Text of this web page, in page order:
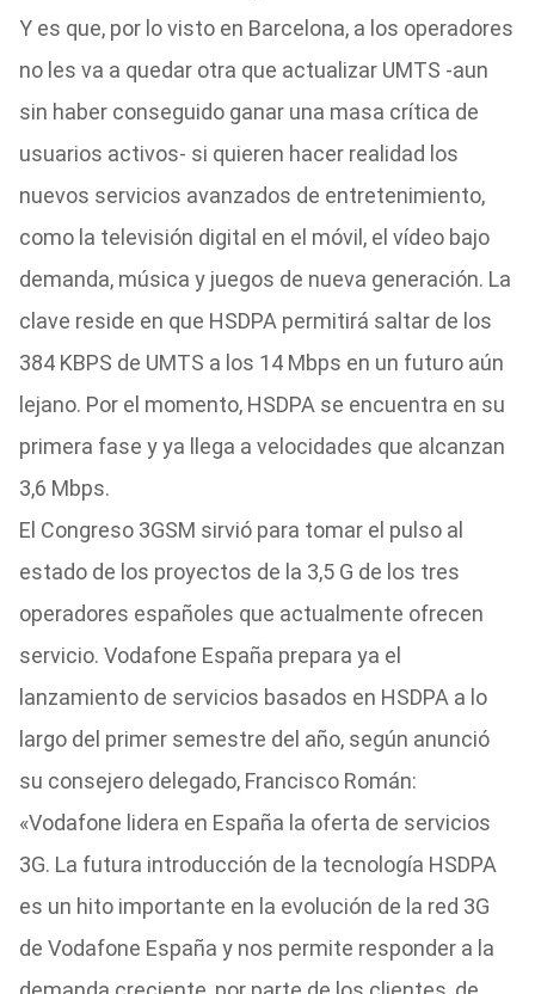
Y es que, por lo visto en Barcelona, a los operadores
no les va a quedar otra que actualizar UMTS -aun
sin haber conseguido ganar una masa crítica de
usuarios activos- si quieren hacer realidad los
nuevos servicios avanzados de entretenimiento,
como la televisión digital en el móvil, el vídeo bajo
demanda, música y juegos de nueva generación. La
clave reside en que HSDPA permitirá saltar de los
384 KBPS de UMTS a los 14 Mbps en un futuro aún
lejano. Por el momento, HSDPA se encuentra en su
primera fase y ya llega a velocidades que alcanzan
3,6 Mbps.
El Congreso 3GSM sirvió para tomar el pulso al
estado de los proyectos de la 3,5 G de los tres
operadores españoles que actualmente ofrecen
servicio. Vodafone España prepara ya el
lanzamiento de servicios basados en HSDPA a lo
largo del primer semestre del año, según anunció
su consejero delegado, Francisco Román:
«Vodafone lidera en España la oferta de servicios
3G. La futura introducción de la tecnología HSDPA
es un hito importante en la evolución de la red 3G
de Vodafone España y nos permite responder a la